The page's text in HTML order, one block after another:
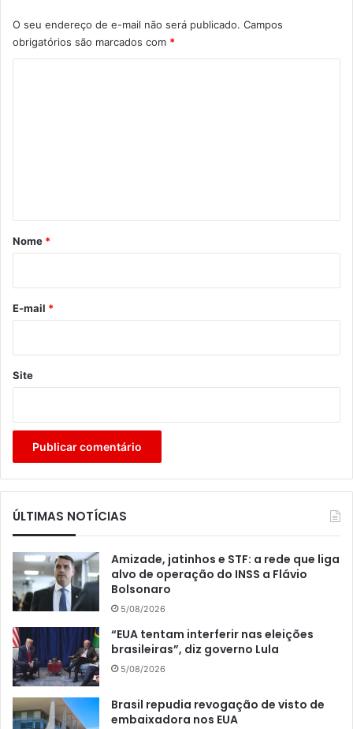
O seu endereço de e-mail não será publicado. Campos
obrigatórios são marcados com *
r
*
Nome *
E-mail *
Site
ÚLTIMAS NOTÍCIAS
Amizade, jatinhos e STF: a rede que liga
alvo de operação do INSS a Flávio
Bolsonaro
5/08/2026
“EUA tentam interferir nas eleições
brasileiras”, diz governo Lula
5/08/2026
Brasil repudia revogação de visto de
embaixadora nos EUA